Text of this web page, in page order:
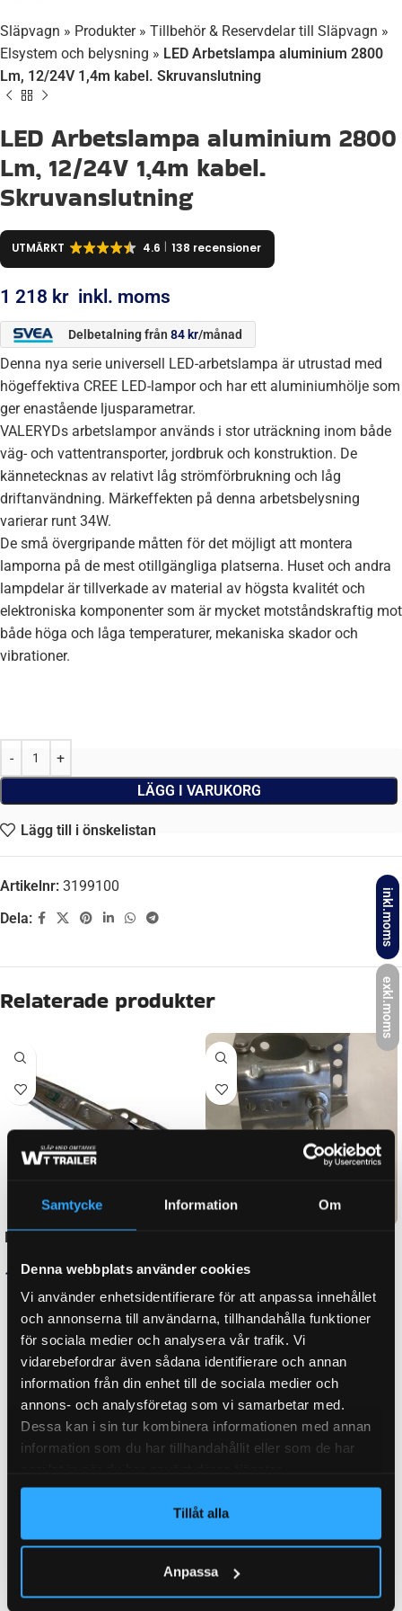
Samtycke Information Om
Denna webbplats använder cookies
Vi använder enhetsidentifierare för att anpassa innehållet
och annonserna till användarna, tillhandahålla funktioner
för sociala medier och analysera vår trafik. Vi
vidarebefordrar även sådana identifierare och annan
information från din enhet till de sociala medier och
annons- och analysföretag som vi samarbetar med.
Dessa kan i sin tur kombinera informationen med annan
information som du har tillhandahållit eller som de har
Tillåt alla
Anpassa
inkl.moms
exkl.moms
Släpvagn » Produkter» Tillbehör & Reservdelar till Släpvagn »
Elsystem och belysning » LED Arbetslampa aluminium 2800
Lm, 12/24V 1,4m kabel. Skruvanslutning
LED Arbetslampa aluminium 2800
Lm, 12/24V 1,4m kabel.
Skruvanslutning
UTMÄRKT 4.6 138 recensioner
1 218 kr inkl. moms
Delbetalning från 84 kr/månad
Denna nya serie universell LED-arbetslampa är utrustad med
högeffektiva CREE LED-lampor och har ett aluminiumhölje som
ger enastående ljusparametrar.
VALERYDs arbetslampor används i stor uträckning inom både
väg- och vattentransporter, jordbruk och konstruktion. De
kännetecknas av relativt låg strömförbrukning och låg
driftanvändning. Märkeffekten på denna arbetsbelysning
varierar runt 34W.
De små övergripande måtten för det möjligt att montera
lamporna på de mest otillgängliga platserna. Huset och andra
lampdelar är tillverkade av material av högsta kvalitét och
elektroniska komponenter som är mycket motståndskraftig mot
både höga och låga temperaturer, mekaniska skador och
vibrationer.
LÄGG I VARUKORG
Lägg till i önskelistan
Artikelnr: 3199100
Dela:
Beskrivning
Aluminium
EFFEKT 34 Watt
ANSLUTNINGSTYP Kabel
ANTAL DIODER